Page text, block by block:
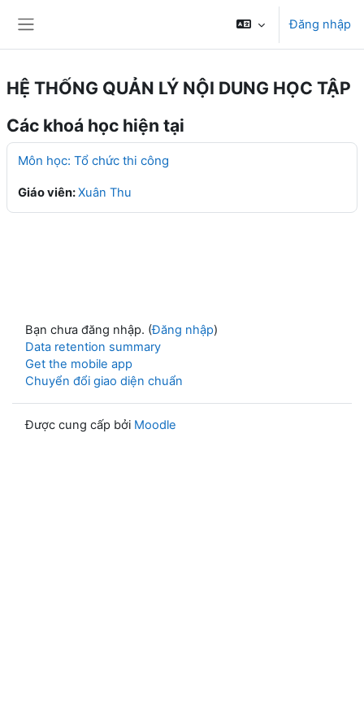
Đăng nhập
HỆ THỐNG QUẢN LÝ NỘI DUNG HỌC TẬP
Các khoá học hiện tại
Môn học: Tổ chức thi công
Giáo viên:Xuân Thu
Bạn chưa đăng nhập. (Đăng nhập)
Data retention summary
Get the mobile app
Chuyển đổi giao diện chuẩn
Được cung cấp bởi Moodle